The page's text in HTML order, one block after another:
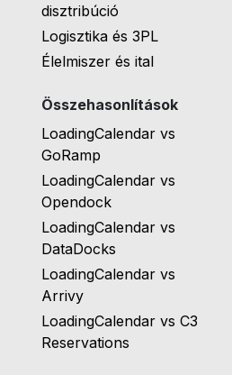
disztribúció
Logisztika és 3PL
Élelmiszer és ital
Összehasonlítások
LoadingCalendar vs
GoRamp
LoadingCalendar vs
Opendock
LoadingCalendar vs
DataDocks
LoadingCalendar vs
Arrivy
LoadingCalendar vs C3
Reservations